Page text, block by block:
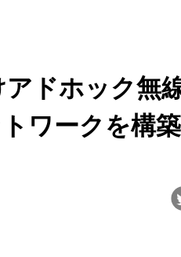
アドホック
ワークを構築